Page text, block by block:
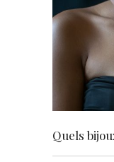
Quels